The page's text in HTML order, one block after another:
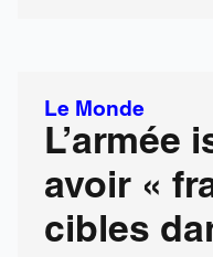
Le Monde
L’armée
avoir «
cibles